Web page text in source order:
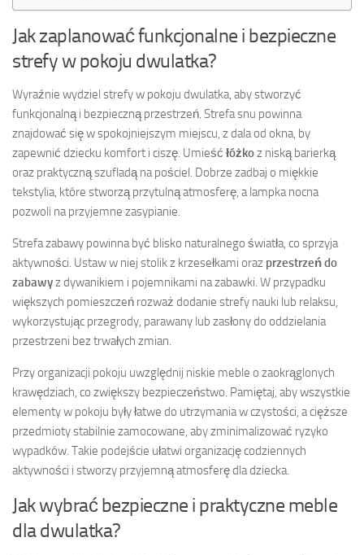
Jak zaplanować funkcjonalne i bezpieczne
strefy w pokoju dwulatka?
Wyraźnie wydziel strefy w pokoju dwulatka, aby stworzyć
funkcjonalną i bezpieczną przestrzeń. Strefa snu powinna
znajdować się w spokojniejszym miejscu, z dala od okna, by
zapewnić dziecku komfort i ciszę. Umieść łóżkoz niską barierką
oraz praktyczną szufladą na pościel. Dobrze zadbaj o miękkie
tekstylia, które stworzą przytulną atmosferę, a lampka nocna
pozwoli na przyjemne zasypianie.
Strefa zabawy powinna być blisko naturalnego światła, co sprzyja
aktywności. Ustaw w niej stolik z krzesełkami oraz przestrzeń do
zabawyz dywanikiem i pojemnikami na zabawki. W przypadku
większych pomieszczeń rozważ dodanie strefy nauki lub relaksu,
wykorzystując przegrody, parawany lub zasłony do oddzielania
przestrzeni bez trwałych zmian.
Przy organizacji pokoju uwzględnij niskie meble o zaokrąglonych
krawędziach, co zwiększy bezpieczeństwo. Pamiętaj, aby wszystkie
elementy w pokoju były łatwe do utrzymania w czystości, a cięższe
przedmioty stabilnie zamocowane, aby zminimalizować ryzyko
wypadków. Takie podejście ułatwi organizację codziennych
aktywności i stworzy przyjemną atmosferę dla dziecka.
Jak wybrać bezpieczne i praktyczne meble
dla dwulatka?